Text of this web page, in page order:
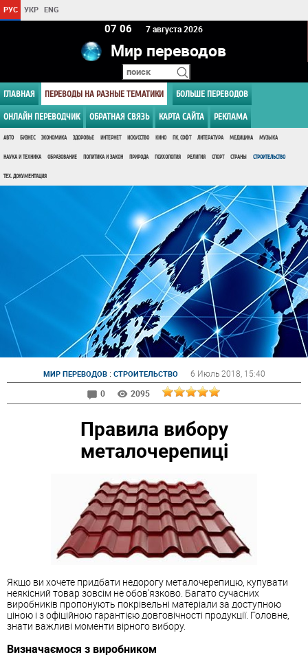
РУС УКР ENG
07:06 7 августа 2026
Мир переводов
ГЛАВНАЯ ПЕРЕВОДЫ НА РАЗНЫЕ ТЕМАТИКИ БОЛЬШЕ ПЕРЕВОДОВ
ОНЛАЙН ПЕРЕВОДЧИК ОБРАТНАЯ СВЯЗЬ КАРТА САЙТА РЕКЛАМА
АВТО БИЗНЕС ЭКОНОМИКА ЗДОРОВЬЕ ИНТЕРНЕТ ИСКУССТВО КИНО ПК, СОФТ ЛИТЕРАТУРА МЕДИЦИНА МУЗЫКА
НАУКА И ТЕХНИКА ОБРАЗОВАНИЕ ПОЛИТИКА И ЗАКОН ПРИРОДА ПСИХОЛОГИЯ РЕЛИГИЯ СПОРТ СТРАНЫ СТРОИТЕЛЬСТВО
ТЕХ. ДОКУМЕНТАЦИЯ
МИР ПЕРЕВОДОВ: СТРОИТЕЛЬСТВО 6 Июль 2018 , 15:40
0
2095
Правила вибору
металочерепиці
Якщо ви хочете придбати недорогу металочерепицю, купувати
неякісний товар зовсім не обов'язково. Багато сучасних
виробників пропонують покрівельні матеріали за доступною
ціною і з офіційною гарантією довговічності продукції. Головне,
знати важливі моменти вірного вибору.
Визначаємося з виробником